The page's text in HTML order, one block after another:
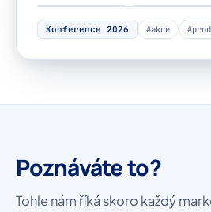
▶
Konference 2026 #akce
Poznáváte to?
Tohle nám říká skoro každý